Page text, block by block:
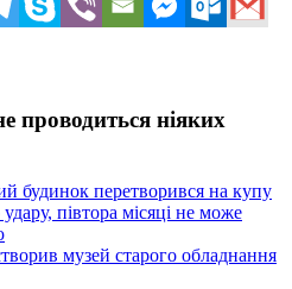
проводиться ніяких
будинок перетворився на купу
півтора місяці не може
музей старого обладнання